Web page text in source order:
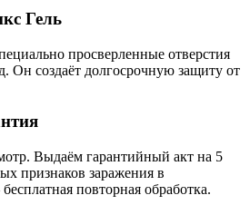
Гель
просверленные отверстия
Он создаёт долгосрочную защиту от
Выдаём гарантийный акт на 5
признаков заражения в
повторная обработка.